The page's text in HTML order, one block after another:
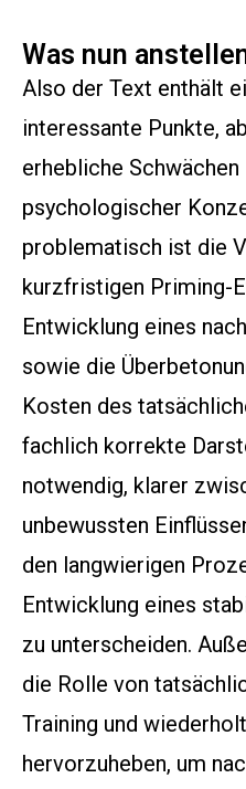
Was nun
Also der Text enthält
interessante Punkte,
erhebliche Schwächen
psychologischer
problematisch ist die
kurzfristigen Priming-
Entwicklung eines
sowie die
Kosten des
fachlich korrekte
notwendig, klarer
unbewussten
den langwierigen
Entwicklung eines
zu unterscheiden.
die Rolle von
Training und
hervorzuheben, um